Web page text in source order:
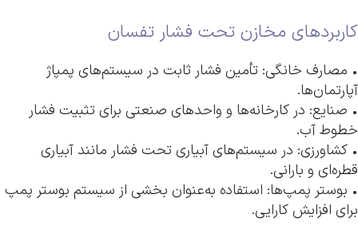
کاربردهای مخازن تحت فشار تفسان
• مصارف خانگی: تأمین فشار ثابت در سیستم‌های پمپاژ
آپارتمان‌ها.
• صنایع: در کارخانه‌ها و واحدهای صنعتی برای تثبیت فشار
خطوط آب.
• کشاورزی: در سیستم‌های آبیاری تحت فشار مانند آبیاری
قطره‌ای و بارانی.
• بوستر پمپ‌ها: استفاده به‌عنوان بخشی از سیستم بوستر پمپ
برای افزایش کارایی.